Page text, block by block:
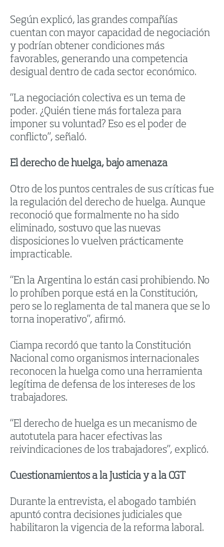
Según explicó, las grandes compañías
cuentan con mayor capacidad de negociación
y podrían obtener condiciones más
favorables, generando una competencia
desigual dentro de cada sector económico.
“La negociación colectiva es un tema de
poder. ¿Quién tiene más fortaleza para
imponer su voluntad? Eso es el poder de
conflicto”, señaló.
El derecho de huelga, bajo amenaza
Otro de los puntos centrales de sus críticas fue
la regulación del derecho de huelga. Aunque
reconoció que formalmente no ha sido
eliminado, sostuvo que las nuevas
disposiciones lo vuelven prácticamente
impracticable.
“En la Argentina lo están casi prohibiendo. No
lo prohíben porque está en la Constitución,
pero se lo reglamenta de tal manera que se lo
torna inoperativo”, afirmó.
Ciampa recordó que tanto la Constitución
Nacional como organismos internacionales
reconocen la huelga como una herramienta
legítima de defensa de los intereses de los
trabajadores.
“El derecho de huelga es un mecanismo de
autotutela para hacer efectivas las
reivindicaciones de los trabajadores”, explicó.
Cuestionamientos a la Justicia y a la CGT
Durante la entrevista, el abogado también
apuntó contra decisiones judiciales que
habilitaron la vigencia de la reforma laboral.